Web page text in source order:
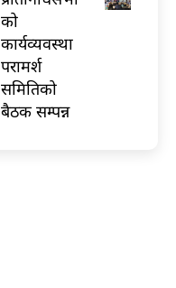
को
कार्यव्यवस्था
परामर्श
समितिको
बैठक सम्पन्न